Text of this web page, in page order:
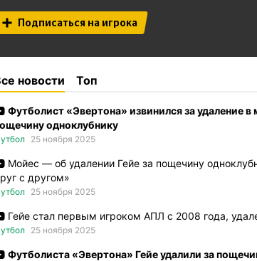
Подписаться на игрока
новости Топ
Футболист «Эвертона» извинился за удаление
одноклубнику
25 ноября 2025
Мойес — об удалении Гейе за пощечину
с другом»
25 ноября 2025
Гейе стал первым игроком АПЛ с 2008 года,
25 ноября 2025
Футболиста «Эвертона» Гейе удалили за